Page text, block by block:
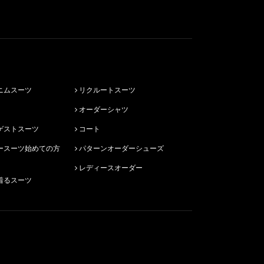
ムスーツ
ストスーツ
るスーツ
リクルートスーツ
オーダーシャツ
コート
パターンオーダーシューズ
レディースオーダー